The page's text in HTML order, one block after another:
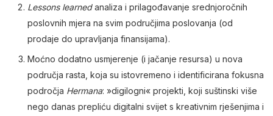
Lessons learnedanaliza i prilagođavanje srednjoročnih
poslovnih mjera na svim područjima poslovanja (od
prodaje do upravljanja finansijama).
Moćno dodatno usmjerenje (i jačanje resursa) u nova
područja rasta, koja su istovremeno i identificirana fokusna
področja Hermana: »digilogni« projekti, koji suštinski više
nego danas prepliću digitalni svijet s kreativnim rješenjima i